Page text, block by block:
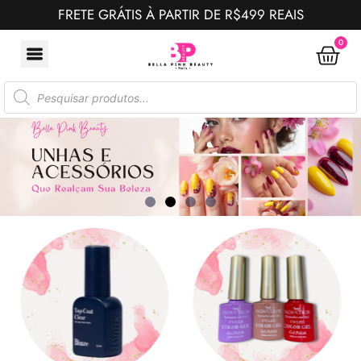
FRETE GRÁTIS À PARTIR DE R$499 REAIS
0